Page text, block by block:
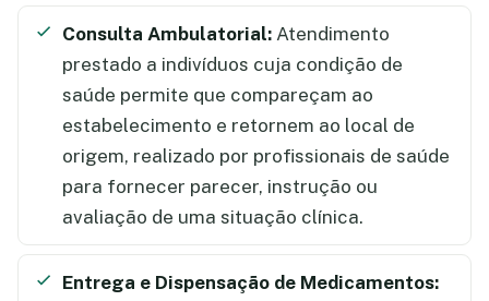
Consulta Ambulatorial: Atendimento
prestado a indivíduos cuja condição de
saúde permite que compareçam ao
estabelecimento e retornem ao local de
origem, realizado por profissionais de saúde
para fornecer parecer, instrução ou
avaliação de uma situação clínica.
Entrega e Dispensação de Medicamentos: